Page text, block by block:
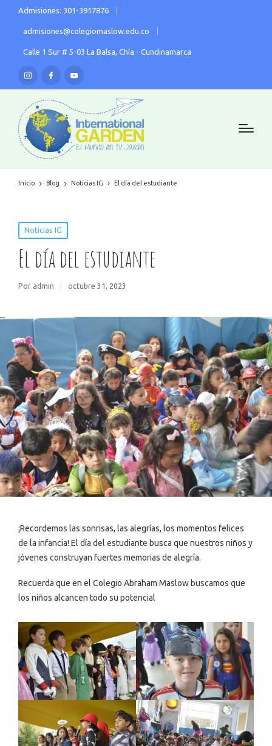
Admisiones: 301-3917876
admisiones@colegiomaslow.edu.co
Calle 1 Sur # 5-03 La Balsa, Chía - Cundinamarca
Inicio Blog Noticias IG El día del estudiante
Noticias IG
El día del estudiante
Por admin octubre 31, 2023
¡Recordemos las sonrisas, las alegrías, los momentos felices
de la infancia! El día del estudiante busca que nuestros niños y
jóvenes construyan fuertes memorias de alegría.
Recuerda que en el Colegio Abraham Maslow buscamos que
los niños alcancen todo su potencial